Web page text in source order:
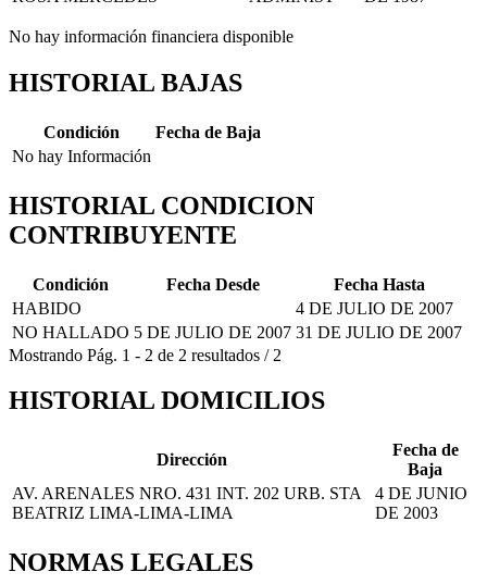
No hay información financiera disponible
HISTORIAL BAJAS
Condición
Fecha de Baja
No hay Información
HISTORIAL CONDICION
CONTRIBUYENTE
Condición Fecha Desde
Fecha Hasta
HABIDO
4 DE JULIO DE 2007
NO HALLADO 5 DE JULIO DE 2007 31 DE JULIO DE 2007
Mostrando Pág. 1 - 2 de 2 resultados / 2
HISTORIAL DOMICILIOS
Dirección
Fecha de
Baja
AV. ARENALES NRO. 431 INT. 202 URB. STA
BEATRIZ LIMA-LIMA-LIMA
4 DE JUNIO
DE 2003
NORMAS LEGALES